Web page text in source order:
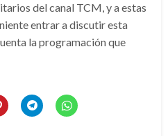
del canal TCM, y a estas
entrar a discutir esta
la programación que